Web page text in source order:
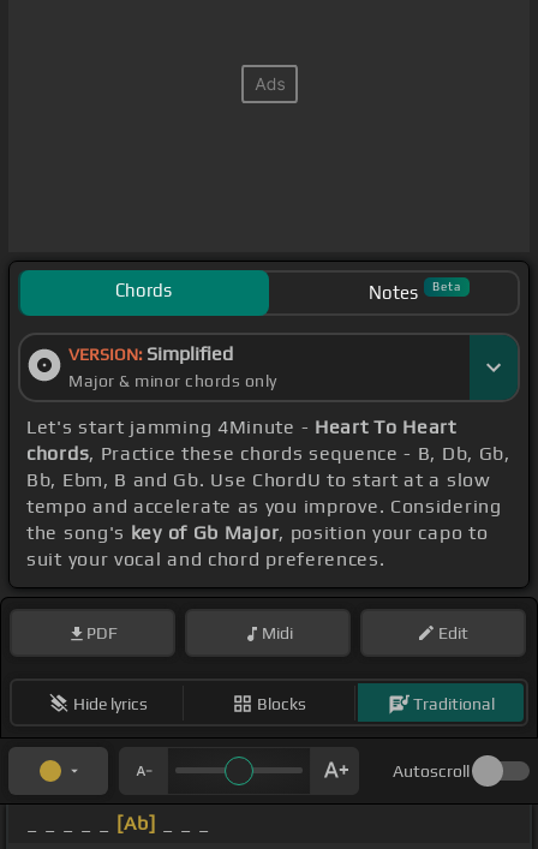
Chords Notes Beta
VERSION: Simplified
Major & minor chords only
Let's start jamming 4Minute - Heart To Heart
chords, Practice these chords sequence - B, Db, Gb,
Bb, Ebm, B and Gb. Use ChordU to start at a slow
tempo and accelerate as you improve. Considering
the song's key of Gb Major, position your capo to
suit your vocal and chord preferences.
PDF Midi Edit
Hide lyrics Blocks Traditional
Autoscroll
[Ab]